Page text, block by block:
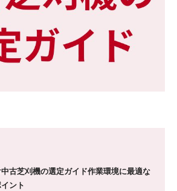
古芝刈機の選定ガイド作業環境に最適な
ント